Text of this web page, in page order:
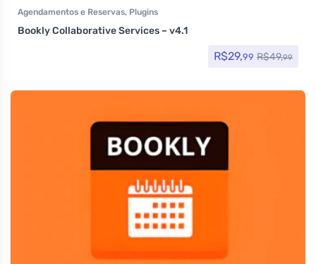
Agendamentos e Reservas, Plugins
Bookly Collaborative Services – v4.1
R$29,99 R$49,99